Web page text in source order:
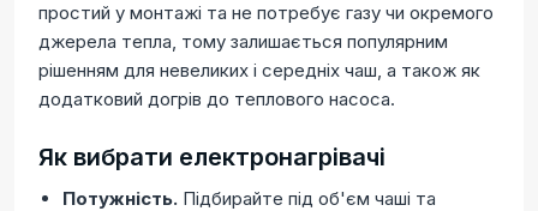
простий у монтажі та не потребує газу чи окремого
джерела тепла, тому залишається популярним
рішенням для невеликих і середніх чаш, а також як
додатковий догрів до теплового насоса.
Як вибрати електронагрівачі
Потужність. Підбирайте під об'єм чаші та